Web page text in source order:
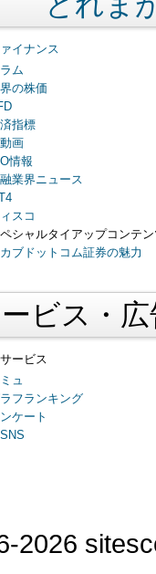
イナンス
ム
の株価
指標
画
情報
業界ニュース
スコ
シャルタイアップコンテ
カブドットコム証券の魅力
ビス・
サービス
ュ
フランキング
ケート
2026